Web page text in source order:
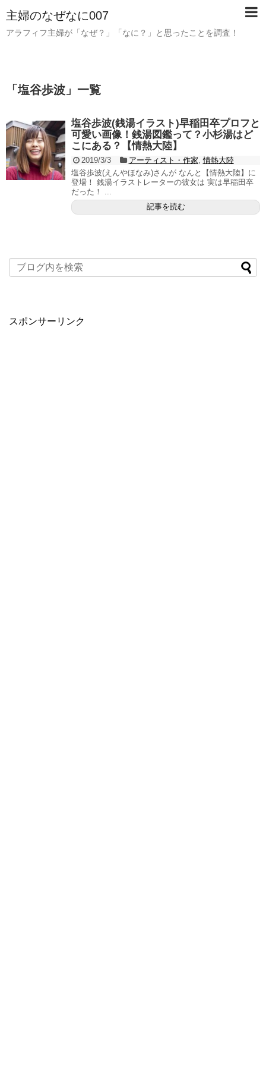
主婦のなぜなに007
アラフィフ主婦が「なぜ？」「なに？」と思ったことを調査！
「塩谷歩波 」 一覧
塩谷歩波(銭湯イラスト)早稲田卒プロフと
可愛い画像！銭湯図鑑って？小杉湯はど
こにある？【情熱大陸】
2019/3/3 アーティスト・作家 ,情熱大陸
塩谷歩波(えんやほなみ)さんが なんと【情熱大陸】に
登場！ 銭湯イラストレーターの彼女は 実は早稲田卒
だった！ ...
記事を読む
スポンサーリンク